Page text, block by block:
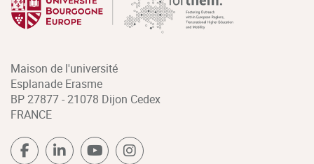
Maison de l'université
Esplanade Erasme
BP 27877 - 21078 Dijon Cedex
FRANCE